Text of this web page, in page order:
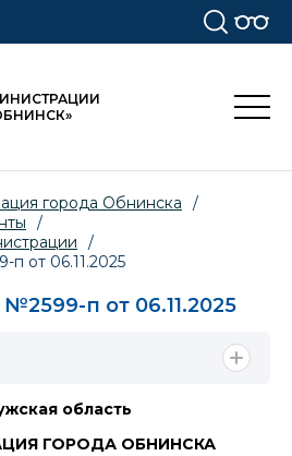
города Обнинска
/
/
/
от 06.11.2025
п от 06.11.2025
область
ГОРОДА ОБНИНСКА